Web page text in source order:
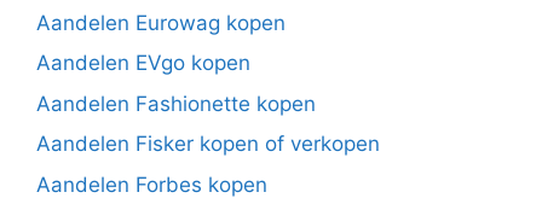
Aandelen Eurowag kopen
Aandelen EVgo kopen
Aandelen Fashionette kopen
Aandelen Fisker kopen of verkopen
Aandelen Forbes kopen